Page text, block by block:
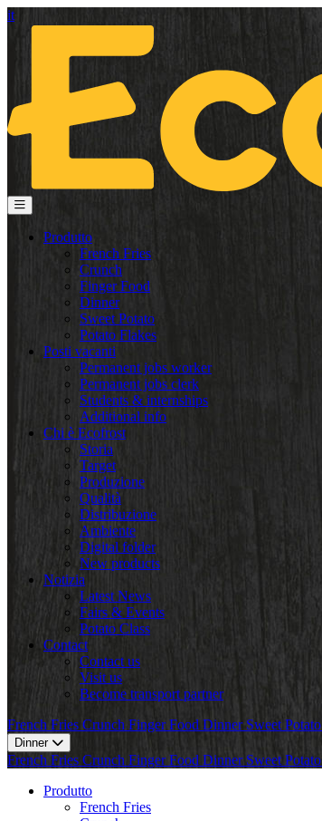
it
Produtto
French Fries
Crunch
Finger Food
Dinner
Sweet Potato
Potato Flakes
Posti vacanti
Permanent jobs worker
Permanent jobs clerk
Students & internships
Additional info
Chi è Ecofrost
Storia
Target
Produzione
Qualità
Distribuzione
Ambiente
Digital folder
New products
Notizia
Latest News
Fairs & Events
Potato Class
Contact
Contact us
Visit us
Become transport partner
French Fries Crunch Finger Food Dinner Sweet Potato
Dinner
French Fries Crunch Finger Food Dinner Sweet Potato
Produtto
French Fries